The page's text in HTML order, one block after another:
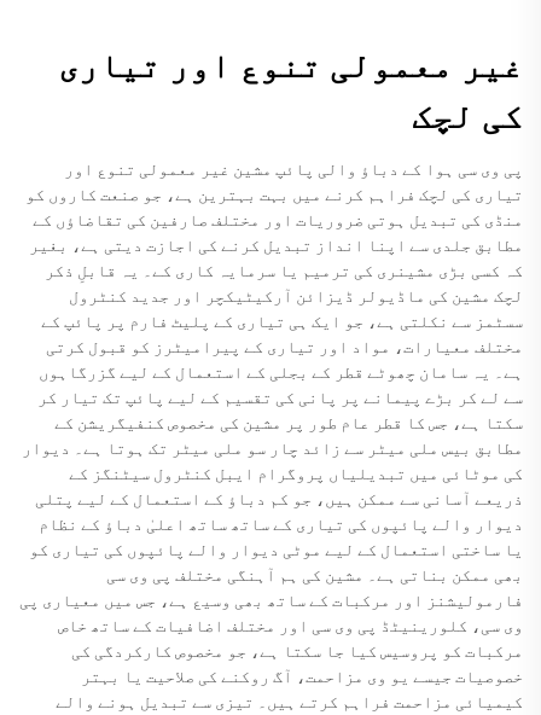
غیر معمولی تنوع اور تیاری
کی لچک
پی وی سی ہوا کے دباؤ والی پائپ مشین غیر معمولی تنوع اور
تیاری کی لچک فراہم کرنے میں بہت بہترین ہے، جو صنعت کاروں کو
منڈی کی تبدیل ہوتی ضروریات اور مختلف صارفین کی تقاضاﺅں کے
مطابق جلدی سے اپنا انداز تبدیل کرنے کی اجازت دیتی ہے، بغیر
کہ کسی بڑی مشینری کی ترمیم یا سرمایہ کاری کے۔ یہ قابلِ ذکر
لچک مشین کی ماڈیولر ڈیزائن آرکیٹیکچر اور جدید کنٹرول
سسٹمز سے نکلتی ہے، جو ایک ہی تیاری کے پلیٹ فارم پر پائپ کے
مختلف معیارات، مواد اور تیاری کے پیرامیٹرز کو قبول کرتی
ہے۔ یہ سامان چھوٹے قطر کے بجلی کے استعمال کے لیے گزرگاہوں
سے لے کر بڑے پیمانے پر پانی کی تقسیم کے لیے پائپ تک تیار کر
سکتا ہے، جس کا قطر عام طور پر مشین کی مخصوص کنفیگریشن کے
مطابق بیس ملی میٹر سے زائد چار سو ملی میٹر تک ہوتا ہے۔ دیوار
کی موٹائی میں تبدیلیاں پروگرام ایبل کنٹرول سیٹنگز کے
ذریعے آسانی سے ممکن ہیں، جو کم دباؤ کے استعمال کے لیے پتلی
دیوار والے پائپوں کی تیاری کے ساتھ ساتھ اعلیٰ دباؤ کے نظام
یا ساختی استعمال کے لیے موٹی دیوار والے پائپوں کی تیاری کو
بھی ممکن بناتی ہے۔ مشین کی ہم آہنگی مختلف پی وی سی
فارمولیشنز اور مرکبات کے ساتھ بھی وسیع ہے، جس میں معیاری پی
وی سی، کلورینیٹڈ پی وی سی اور مختلف اضافیات کے ساتھ خاص
مرکبات کو پروسیس کیا جا سکتا ہے، جو مخصوص کارکردگی کی
خصوصیات جیسے یو وی مزاحمت، آگ روکنے کی صلاحیت یا بہتر
کیمیائی مزاحمت فراہم کرتے ہیں۔ تیزی سے تبدیل ہونے والے